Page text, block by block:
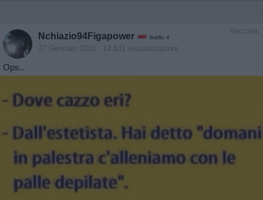
Vaccata
Nchiazio94Figapower livello 4
27 Gennaio 2016 - 14.831 visualizzazioni
Ops..